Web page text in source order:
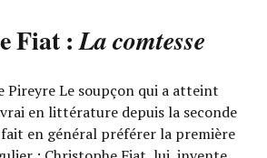
Fiat :La comtesse
Pireyre Le soupçon qui a atteint
en littérature depuis la seconde
en général préférer la première